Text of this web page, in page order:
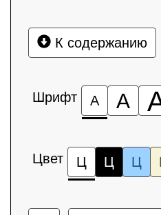
К содержанию
Шрифт А А
Цвет Ц Ц Ц